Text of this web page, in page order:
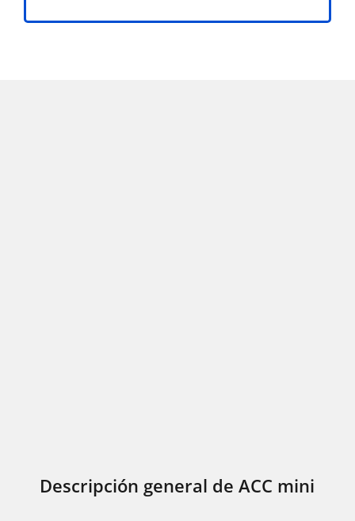
Descripción general de ACC mini